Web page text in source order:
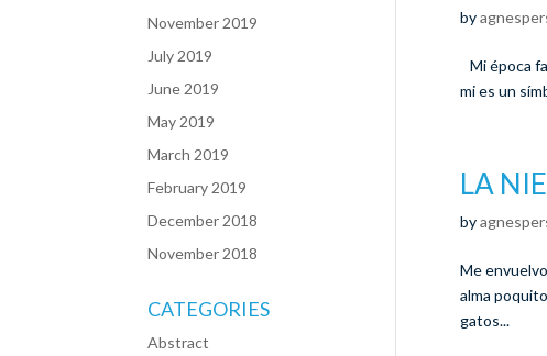
by
Mi época
mi es un
LA
by
Me
alma
gatos...
November 2019
July 2019
June 2019
May 2019
March 2019
February 2019
December 2018
November 2018
CATEGORIES
Abstract